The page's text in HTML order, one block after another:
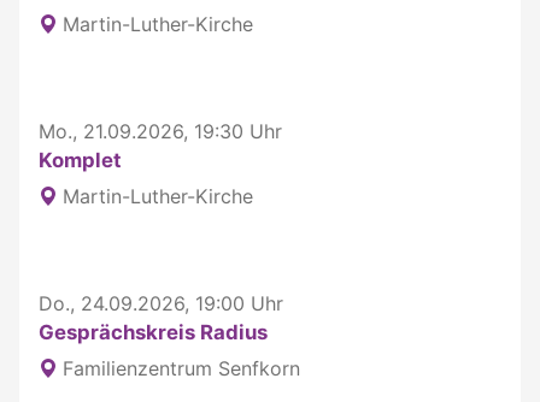
Martin-Luther-Kirche
Mo., 21.09.2026, 19:30 Uhr
Komplet
Martin-Luther-Kirche
Do., 24.09.2026, 19:00 Uhr
Gesprächskreis Radius
Familienzentrum Senfkorn